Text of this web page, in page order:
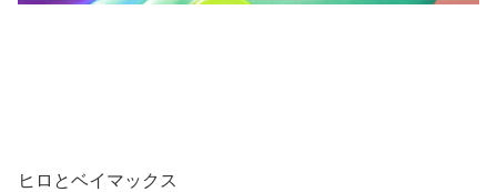
ヒロとベイマックス